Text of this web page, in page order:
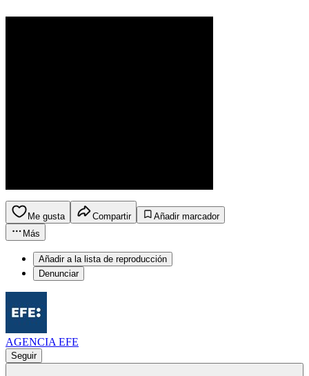
Me gusta Compartir
Añadir marcador
Más
Añadir a la lista de reproducción
Denunciar
AGENCIA EFE
Seguir